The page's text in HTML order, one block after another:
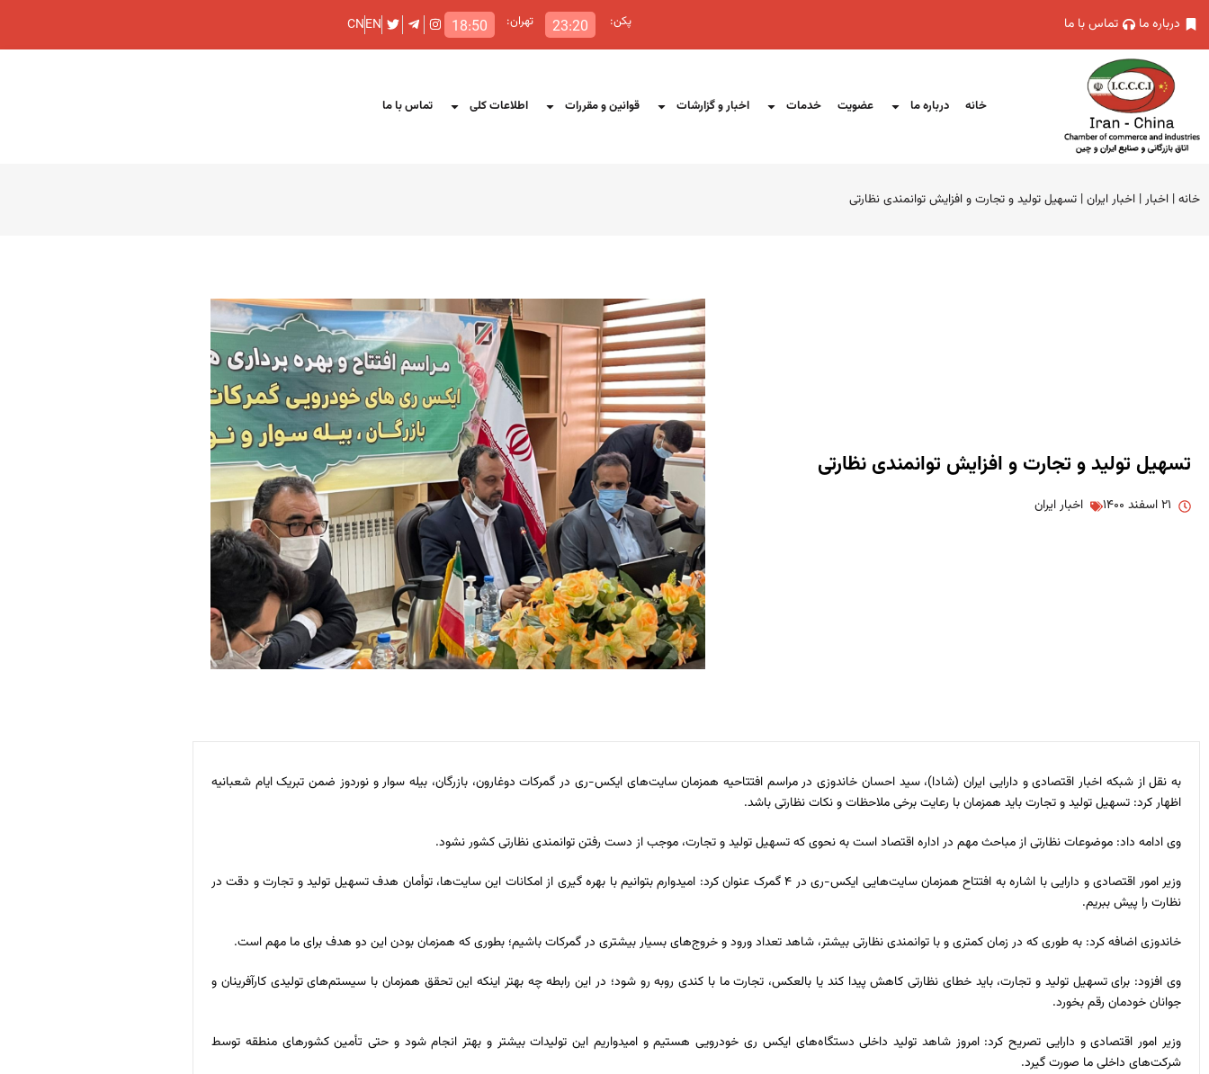
درباره ما تماس با ما پکن: 23:20 تهران: 18:50
EN
CN
خانه درباره ما عضویت خدمات اخبار و گزارشات قوانین و مقررات اطلاعات کلی تماس با ما
خانه| اخبار | اخبار ایران| تسهیل تولید و تجارت و افزایش توانمندی نظارتی
تسهیل تولید و تجارت و افزایش توانمندی نظارتی
۲۱ اسفند ۱۴۰۰ اخبار ایران
به نقل از شبکه اخبار اقتصادی و دارایی ایران (شادا)، سید احسان خاندوزی در مراسم افتتاحیه همزمان سایت‌های ایکس-ری در گمرکات دوغارون، بازرگان، بیله سوار و نوردوز ضمن تبریک ایام شعبانیه
اظهار کرد: تسهیل تولید و تجارت باید همزمان با رعایت برخی ملاحظات و نکات نظارتی باشد.
وی ادامه داد: موضوعات نظارتی از مباحث مهم در اداره اقتصاد است به نحوی که تسهیل تولید و تجارت، موجب از دست رفتن توانمندی نظارتی کشور نشود.
وزیر امور اقتصادی و دارایی با اشاره به افتتاح همزمان سایت‌هایی ایکس-ری در ۴ گمرک عنوان کرد: امیدوارم بتوانیم با بهره گیری از امکانات این سایت‌ها، توأمان هدف تسهیل تولید و تجارت و دقت در
نظارت را پیش ببریم.
خاندوزی اضافه کرد: به طوری که در زمان کمتری و با توانمندی نظارتی بیشتر، شاهد تعداد ورود و خروج‌های بسیار بیشتری در گمرکات باشیم؛ بطوری که همزمان بودن این دو هدف برای ما مهم است.
وی افزود: برای تسهیل تولید و تجارت، باید خطای نظارتی کاهش پیدا کند یا بالعکس، تجارت ما با کندی روبه رو شود؛ در این رابطه چه بهتر اینکه این تحقق همزمان با سیستم‌های تولیدی کارآفرینان و
جوانان خودمان رقم بخورد.
وزیر امور اقتصادی و دارایی تصریح کرد: امروز شاهد تولید داخلی دستگاه‌های ایکس ری خودرویی هستیم و امیدواریم این تولیدات بیشتر و بهتر انجام شود و حتی تأمین کشور‌های منطقه توسط
شرکت‌های داخلی ما صورت گیرد.